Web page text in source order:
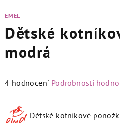
EMEL
Dětské
modrá
Průměrné
produktu
je
4 hodnocení Podrobnosti
Dětské kotníkové